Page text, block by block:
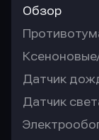
Обзор
Датчик
Датчик